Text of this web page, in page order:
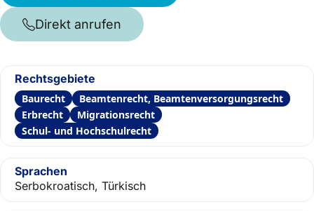
Direkt anrufen
Rechtsgebiete
Baurecht
Beamtenrecht, Beamtenversorgungsrecht
Erbrecht
Migrationsrecht
Schul- und Hochschulrecht
Sprachen
Serbokroatisch, Türkisch